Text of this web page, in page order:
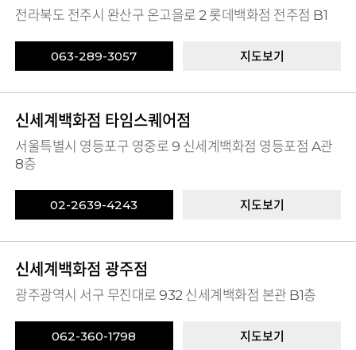
전라북도 전주시 완산구 온고을로 2 롯데백화점 전주점 B1
063-289-3057 지도보기
신세계백화점 타임스퀘어점
서울특별시 영등포구 영중로 9 신세계백화점 영등포점 A관
8층
02-2639-4243 지도보기
신세계백화점 광주점
광주광역시 서구 무진대로 932 신세계백화점 본관 B1층
062-360-1798 지도보기